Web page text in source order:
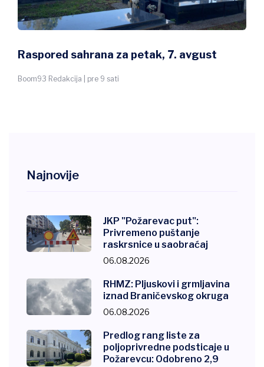
Raspored sahrana za petak, 7. avgust
Boom93 Redakcija | pre 9 sati
Najnovije
JKP "Požarevac put":
Privremeno puštanje
raskrsnice u saobraćaj
06.08.2026
RHMZ: Pljuskovi i grmljavina
iznad Braničevskog okruga
06.08.2026
Predlog rang liste za
poljoprivredne podsticaje u
Požarevcu: Odobreno 2,9